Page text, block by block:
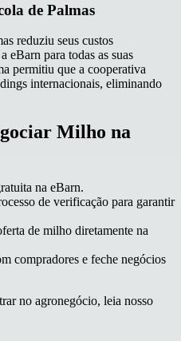
de Palmas
reduziu seus custos
eBarn para todas as suas
permitiu que a cooperativa
internacionais, eliminando
Milho na
na eBarn.
de verificação para garantir
de milho diretamente na
compradores e feche negócios
no agronegócio, leia nosso